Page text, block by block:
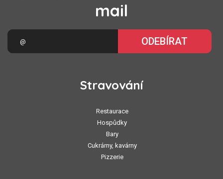
mail
ODEBÍRAT
Stravování
Restaurace
Hospůdky
Bary
Cukrárny, kavárny
Pizzerie